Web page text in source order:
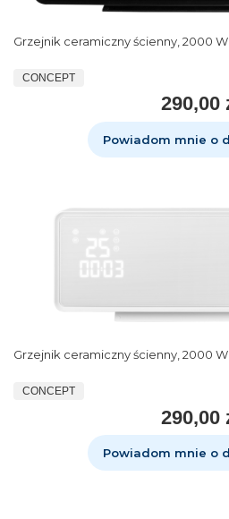
Grzejnik ceramiczny ścienny, 2000
CONCEPT
290,00
Powiadom mnie o
Grzejnik ceramiczny ścienny, 2000
CONCEPT
290,00
Powiadom mnie o